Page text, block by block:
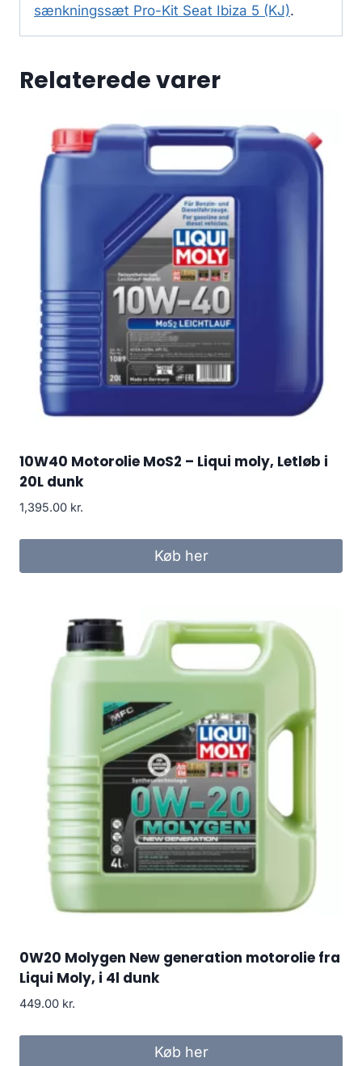
sænkningssæt Pro-Kit Seat Ibiza 5 (KJ).
Relaterede varer
10W40 Motorolie MoS2 – Liqui moly, Letløb i
20L dunk
1,395.00 kr.
Køb her
0W20 Molygen New generation motorolie fra
Liqui Moly, i 4l dunk
449.00 kr.
Køb her